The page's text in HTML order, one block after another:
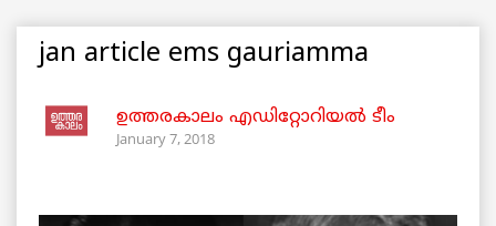
jan article ems gauriamma
ഉത്തരകാലം എഡിറ്റോറിയല്‍ ടീം
January 7, 2018